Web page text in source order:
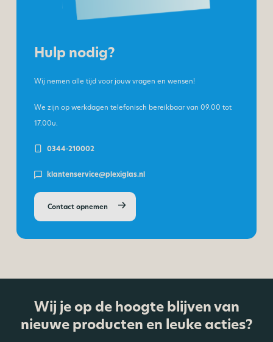
Hulp nodig?
Wij nemen alle tijd voor jouw vragen en wensen!
We zijn op werkdagen telefonisch bereikbaar van09.00 tot
17.00u.
0344-210002
klantenservice@plexiglas.nl
Contact opnemen
Wij je op de hoogte blijven van
nieuwe producten en leuke acties?